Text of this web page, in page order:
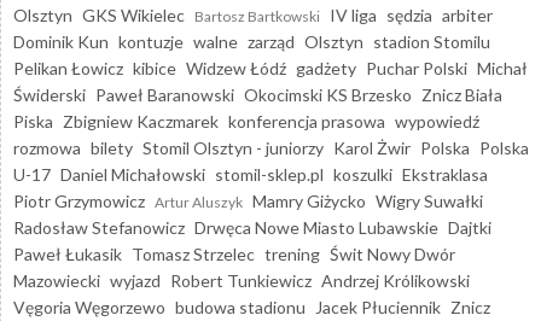
Olsztyn GKS Wikielec Bartosz Bartkowski IV liga sędzia arbiter
Dominik Kun kontuzje walne zarząd Olsztyn stadion Stomilu
Pelikan Łowicz kibice Widzew Łódź gadżety Puchar Polski Michał
Świderski Paweł Baranowski Okocimski KS Brzesko Znicz Biała
Piska Zbigniew Kaczmarek konferencja prasowa wypowiedź
rozmowa bilety Stomil Olsztyn - juniorzy Karol Żwir Polska Polska
U-17 Daniel Michałowski stomil-sklep.pl koszulki Ekstraklasa
Piotr Grzymowicz Artur Aluszyk Mamry Giżycko Wigry Suwałki
Radosław Stefanowicz Drwęca Nowe Miasto Lubawskie Dajtki
Paweł Łukasik Tomasz Strzelec trening Świt Nowy Dwór
Mazowiecki wyjazd Robert Tunkiewicz Andrzej Królikowski
Vęgoria Węgorzewo budowa stadionu Jacek Płuciennik Znicz